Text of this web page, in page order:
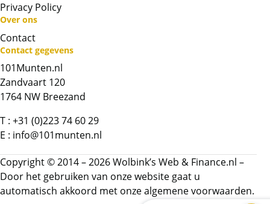
Chat met ons
Bel ons
Contactformulier
Privacy Policy
Over ons
Contact
Contact gegevens
101Munten.nl
Zandvaart 120
1764 NW Breezand
T : +31 (0)223 74 60 29
E : info@101munten.nl
Copyright © 2014 – 2026 Wolbink’s Web & Finance.nl –
Door het gebruiken van onze website gaat u
automatisch akkoord met onzealgemene voorwaarden.